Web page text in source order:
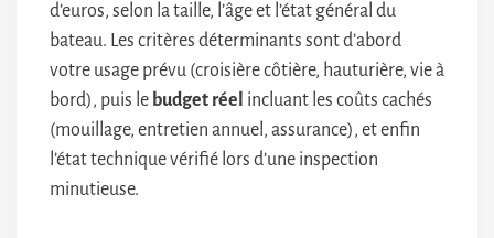
d’euros, selon la taille, l’âge et l’état général du
bateau. Les critères déterminants sont d’abord
votre usage prévu (croisière côtière, hauturière, vie à
bord), puis le budget réel incluant les coûts cachés
(mouillage, entretien annuel, assurance), et enfin
l’état technique vérifié lors d’une inspection
minutieuse.